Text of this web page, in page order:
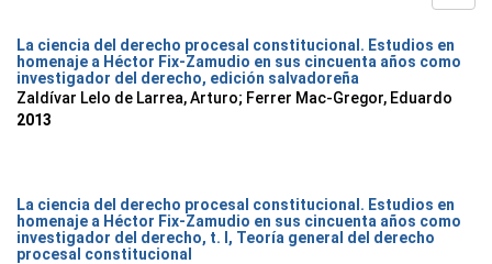
La ciencia del derecho procesal constitucional. Estudios en
homenaje a Héctor Fix-Zamudio en sus cincuenta años como
investigador del derecho, edición salvadoreña
Zaldívar Lelo de Larrea, Arturo; Ferrer Mac-Gregor, Eduardo
2013
La ciencia del derecho procesal constitucional. Estudios en
homenaje a Héctor Fix-Zamudio en sus cincuenta años como
investigador del derecho, t. I, Teoría general del derecho
procesal constitucional